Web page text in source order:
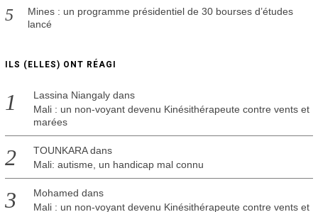
Mines : un programme présidentiel de 30 bourses d’études
lancé
ILS (ELLES) ONT RÉAGI
Lassina Niangalydans
Mali : un non-voyant devenu Kinésithérapeute contre vents et
marées
TOUNKARAdans
Mali: autisme, un handicap mal connu
Mohamed dans
Mali : un non-voyant devenu Kinésithérapeute contre vents et